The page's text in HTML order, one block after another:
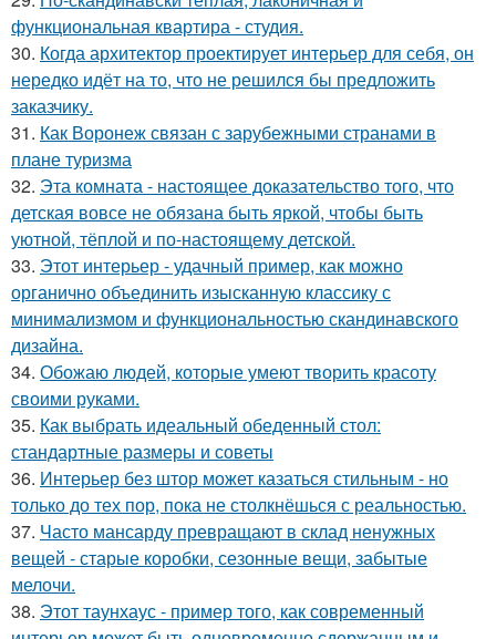
функциональная квартира - студия.
30. Когда архитектор проектирует интерьер для себя, он
нередко идёт на то, что не решился бы предложить
заказчику.
31. Как Воронеж связан с зарубежными странами в
плане туризма
32. Эта комната - настоящее доказательство того, что
детская вовсе не обязана быть яркой, чтобы быть
уютной, тёплой и по-настоящему детской.
33. Этот интерьер - удачный пример, как можно
органично объединить изысканную классику с
минимализмом и функциональностью скандинавского
дизайна.
34. Обожаю людей, которые умеют творить красоту
своими руками.
35. Как выбрать идеальный обеденный стол:
стандартные размеры и советы
36. Интерьер без штор может казаться стильным - но
только до тех пор, пока не столкнёшься с реальностью.
37. Часто мансарду превращают в склад ненужных
вещей - старые коробки, сезонные вещи, забытые
мелочи.
38. Этот таунхаус - пример того, как современный